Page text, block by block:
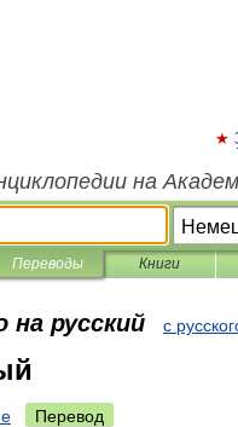
на
Переводы Книги
на русский с
Перевод